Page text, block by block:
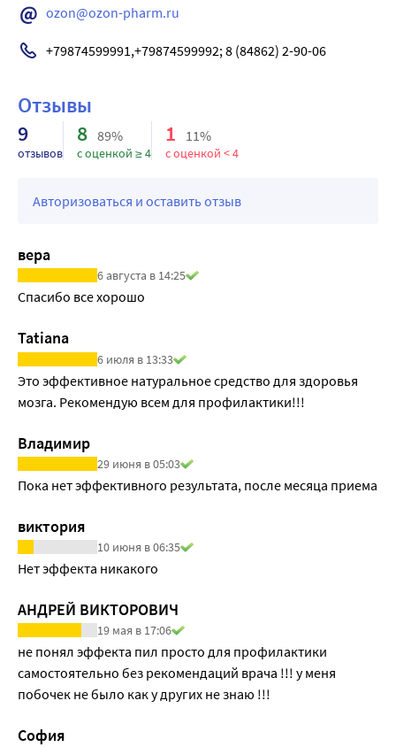
гликопротеину препаратов в кишечнике, таких как
дабигатран, в связи с чем при их одновременном
применении необходимо соблюдать осторожность.
как возможно снижение его концентрации в плазме
крови вследствие индукции цитохрома CYP3А4 под
влиянием экстракта гинкго двулопастного.
ozon@ozon-pharm.ru
+79874599991,+79874599992; 8 (84862) 2-90-06
Отзывы
9
отзывов
8 89%
с оценкой ≥ 4
1 11%
с оценкой < 4
Авторизоваться и оставить отзыв
вера
6 августа в 14:25
Tatiana
6 июля в 13:33
Это эффективное натуральное средство для здоровья
мозга. Рекомендую всем для профилактики!!!
Владимир
29 июня в 05:03
Пока нет эффективного результата, после месяца приема
виктория
10 июня в 06:35
Нет эффекта никакого
АНДРЕЙ ВИКТОРОВИЧ
19 мая в 17:06
не понял эффекта пил просто для профилактики
самостоятельно без рекомендаций врача !!! у меня
побочек не было как у других не знаю !!!
София